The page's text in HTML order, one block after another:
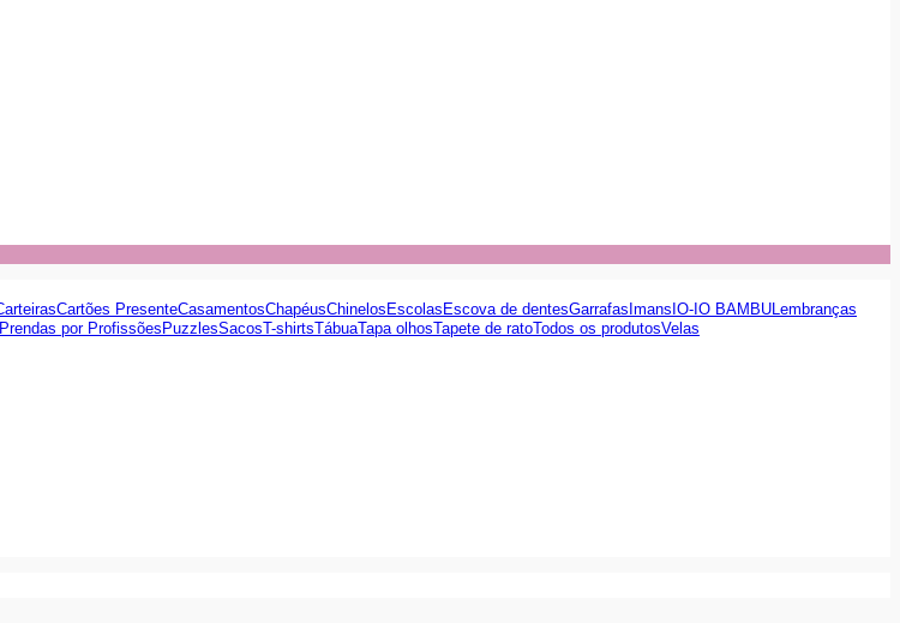
Cartões PresenteCasamentosChapéusChinelos Escolas Escova de dentesGarrafas Imans IO-IO BAMBU Lembranças
Prendas por Profissões PuzzlesSacosT-shirtsTábuaTapa olhosTapete de ratoTodos os produtosVelas